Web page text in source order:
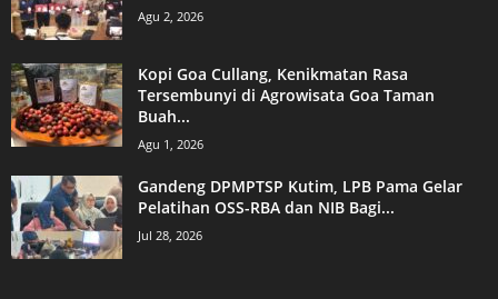
Agu 2, 2026
Kopi Goa Cullang, Kenikmatan Rasa
Tersembunyi di Agrowisata Goa Taman
Buah...
Agu 1, 2026
Gandeng DPMPTSP Kutim, LPB Pama Gelar
Pelatihan OSS-RBA dan NIB Bagi...
Jul 28, 2026